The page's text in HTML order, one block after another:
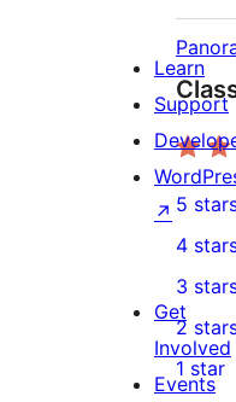
2
5-
star
5
4-
star
reviews
4
0
3-
star
3
0
2-
2
0
1 star
Learn
Support
↗
Get
Involved
Events